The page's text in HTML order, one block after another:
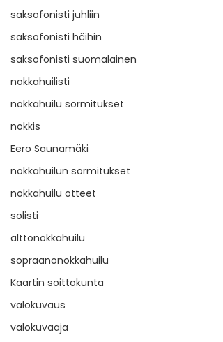
saksofonisti juhliin
saksofonisti häihin
saksofonisti suomalainen
nokkahuilisti
nokkahuilu sormitukset
nokkis
Eero Saunamäki
nokkahuilun sormitukset
nokkahuilu otteet
solisti
alttonokkahuilu
sopraanonokkahuilu
Kaartin soittokunta
valokuvaus
valokuvaaja